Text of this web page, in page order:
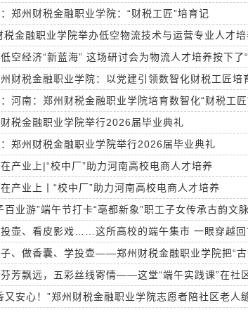
郑州财税金融职业学院：“财税工匠”培育记
税金融职业学院举办低空物流技术与运营专业人才
空经济“新蓝海” 这场研讨会为物流人才培养按下了
财税金融职业学院：以党建引领数智化财税工匠培
河南：郑州财税金融职业学院培育数智化“财税工匠
税金融职业学院举行2026届毕业典礼
郑州财税金融职业学院举行2026届毕业典礼
产业上|“校中厂”助力河南高校电商人才培养
产业上丨“校中厂”助力河南高校电商人才培养
百业游”端午节打卡“亳都新象”职工子女传承古韵文
壶、看皮影戏……这所高校的端午集市 一眼穿越回
、做香囊、学投壶——郑州财税金融职业学院把“古
芳飘远，五彩丝线寄情——这堂“端午实践课”在社
又安心！”郑州财税金融职业学院志愿者陪社区老人